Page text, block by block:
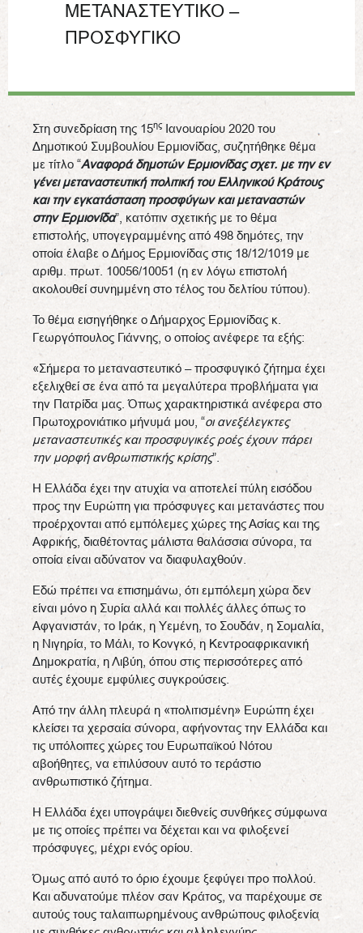
ΜΕΤΑΝΑΣΤΕΥΤΙΚΟ –
ΠΡΟΣΦΥΓΙΚΟ
Στη συνεδρίαση της 15ηςΙανουαρίου 2020 του
Δημοτικού Συμβουλίου Ερμιονίδας, συζητήθηκε θέμα
με τίτλο “Αναφορά δημοτών Ερμιονίδας σχετ. με την εν
γένει μεταναστευτική πολιτική του Ελληνικού Κράτους
και την εγκατάσταση προσφύγων και μεταναστών
στην Ερμιονίδα”, κατόπιν σχετικής με το θέμα
επιστολής, υπογεγραμμένης από 498 δημότες, την
οποία έλαβε ο Δήμος Ερμιονίδας στις 18/12/1019 με
αριθμ. πρωτ. 10056/10051 (η εν λόγω επιστολή
ακολουθεί συνημμένη στο τέλος του δελτίου τύπου).
Το θέμα εισηγήθηκε ο Δήμαρχος Ερμιονίδας κ.
Γεωργόπουλος Γιάννης, ο οποίος ανέφερε τα εξής:
«Σήμερα το μεταναστευτικό – προσφυγικό ζήτημα έχει
εξελιχθεί σε ένα από τα μεγαλύτερα προβλήματα για
την Πατρίδα μας. Όπως χαρακτηριστικά ανέφερα στο
Πρωτοχρονιάτικο μήνυμά μου, “οι ανεξέλεγκτες
μεταναστευτικές και προσφυγικές ροές έχουν πάρει
την μορφή ανθρωπιστικής κρίσης”.
Η Ελλάδα έχει την ατυχία να αποτελεί πύλη εισόδου
προς την Ευρώπη για πρόσφυγες και μετανάστες που
προέρχονται από εμπόλεμες χώρες της Ασίας και της
Αφρικής, διαθέτοντας μάλιστα θαλάσσια σύνορα, τα
οποία είναι αδύνατον να διαφυλαχθούν.
Εδώ πρέπει να επισημάνω, ότι εμπόλεμη χώρα δεν
είναι μόνο η Συρία αλλά και πολλές άλλες όπως το
Αφγανιστάν, το Ιράκ, η Υεμένη, το Σουδάν, η Σομαλία,
η Νιγηρία, το Μάλι, το Κονγκό, η Κεντροαφρικανική
Δημοκρατία, η Λιβύη, όπου στις περισσότερες από
αυτές έχουμε εμφύλιες συγκρούσεις.
Από την άλλη πλευρά η «πολιτισμένη» Ευρώπη έχει
κλείσει τα χερσαία σύνορα, αφήνοντας την Ελλάδα και
τις υπόλοιπες χώρες του Ευρωπαϊκού Νότου
αβοήθητες, να επιλύσουν αυτό το τεράστιο
ανθρωπιστικό ζήτημα.
Η Ελλάδα έχει υπογράψει διεθνείς συνθήκες σύμφωνα
με τις οποίες πρέπει να δέχεται και να φιλοξενεί
πρόσφυγες, μέχρι ενός ορίου.
Όμως από αυτό το όριο έχουμε ξεφύγει προ πολλού.
Και αδυνατούμε πλέον σαν Κράτος, να παρέχουμε σε
αυτούς τους ταλαιπωρημένους ανθρώπους φιλοξενία